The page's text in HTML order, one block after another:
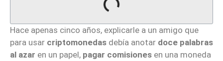
Hace apenas cinco años, explicarle a un amigo que
para usar criptomonedas debía anotar doce palabras
al azar en un papel, pagar comisiones en una moneda